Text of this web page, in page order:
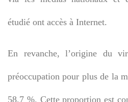
étudié ont accès à Internet.
En revanche, l’origine du
préoccupation pour plus de la
58,7 %. Cette proportion est